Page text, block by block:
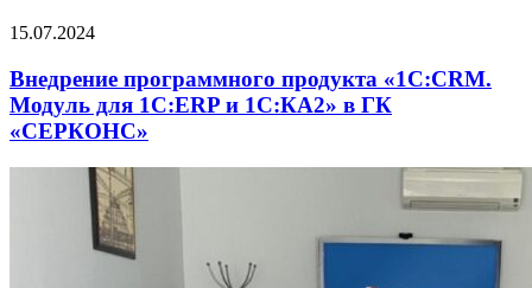
15.07.2024
Внедрение программного продукта «1С:CRM.
Модуль для 1С:ERP и 1С:КА2» в ГК
«СЕРКОНС»